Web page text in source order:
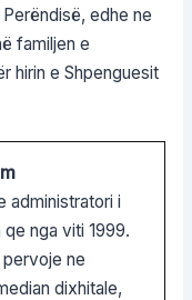
edhe ne
familjen e
hirin e Shpenguesit
administratori i
nga viti 1999.
ne
dixhitale,